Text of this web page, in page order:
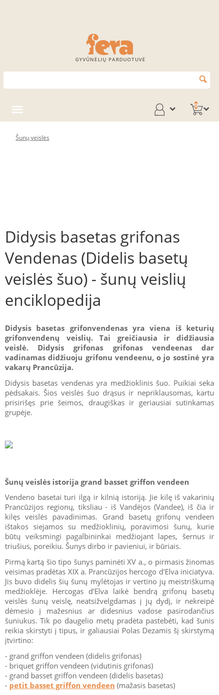
GYVŪNĖLIŲ PARDUOTUVĖ
0
Šunų veislės
Didysis basetas grifonas
Vendenas (Didelis basetų
veislės šuo) - šunų veislių
enciklopedija
Didysis basetas grifonvendenas yra viena iš keturių
grifonvendenų veislių. Tai greičiausia ir didžiausia
veislė. Didysis grifonas grifonas vendeenas dar
vadinamas didžiuoju grifonu vendeenu, o jo sostinė yra
vakarų Prancūzija.
Didysis basetas vendenas yra medžioklinis šuo. Puikiai seka
pėdsakais. Šios veislės šuo drąsus ir nepriklausomas, kartu
prisirišęs prie šeimos, draugiškas ir geriausiai sutinkamas
grupėje.
Šunų veislės istorija grand basset griffon vendeen
Vendeno basetai turi ilgą ir kilnią istoriją. Jie kilę iš vakarinių
Prancūzijos regionų, tiksliau - iš Vandėjos (Vandee), iš čia ir
kilęs veislės pavadinimas. Grand basetų grifonų vendeen
ištakos siejamos su medžioklinių, poravimosi šunų, kurie
būtų veiksmingi pagalbininkai medžiojant lapes, šernus ir
triušius, poreikiu. Šunys dirbo ir pavieniui, ir būriais.
Pirmą kartą šio tipo šunys paminėti XV a., o pirmasis žinomas
veisimas pradėtas XIX a. Prancūzijos hercogo d'Elva iniciatyva.
Jis buvo didelis šių šunų mylėtojas ir vertino jų meistriškumą
medžioklėje. Hercogas d'Elva laikė bendrą grifonų basetų
veislės šunų veislę, neatsižvelgdamas į jų dydį, ir nekreipė
dėmesio į mažesnius ar didesnius vadose pasirodančius
šuniukus. Tik po daugelio metų pradėta pastebėti, kad šunis
reikia skirstyti į tipus, ir galiausiai Polas Dezamis šį skirstymą
įtvirtino:
- grand griffon vendeen (didelis grifonas)
- briquet griffon vendeen (vidutinis grifonas)
- grand basset griffon vendeen (didelis basetas)
- petit basset griffon vendeen (mažasis basetas)